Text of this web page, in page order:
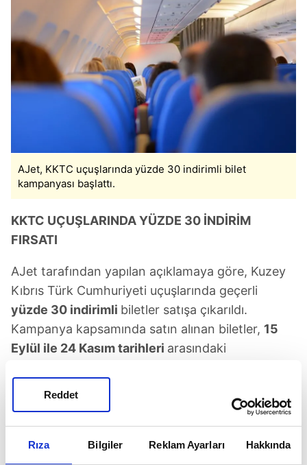
Rıza Bilgiler Reklam Ayarları Hakkında
Reddet
AJet, KKTC uçuşlarında yüzde 30 indirimli bilet
kampanyası başlattı.
KKTC UÇUŞLARINDA YÜZDE 30 İNDİRİM
FIRSATI
AJet tarafından yapılan açıklamaya göre, Kuzey
Kıbrıs Türk Cumhuriyeti uçuşlarında geçerli
yüzde 30 indirimli biletler satışa çıkarıldı.
Kampanya kapsamında satın alınan biletler, 15
Eylül ile 24 Kasım tarihleri arasındaki